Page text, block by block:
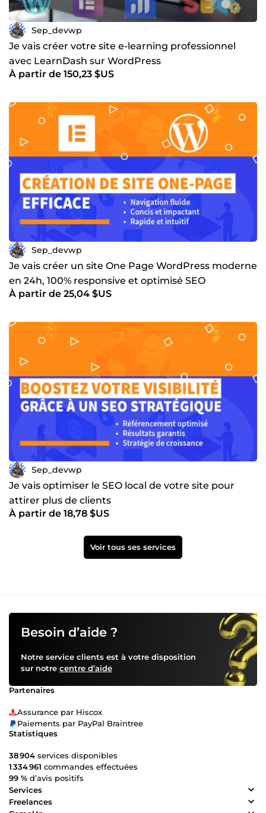
Sep_devwp
Je vais créer votre site e-learning professionnel
avec LearnDash sur WordPress
À partir de 150,23 $US
Sep_devwp
Je vais créer un site One Page WordPress moderne
en 24h, 100% responsive et optimisé SEO
À partir de 25,04 $US
Sep_devwp
Je vais optimiser le SEO local de votre site pour
attirer plus de clients
À partir de 18,78 $US
Voir tous ses services
Besoin d’aide ?
Notre service clients est à votre disposition
sur notre centre d’aide
Partenaires
Assurance par Hiscox
Paiements par PayPal Braintree
Statistiques
38 904 services disponibles
1 334 961 commandes effectuées
99 % d’avis positifs
Services
Freelances